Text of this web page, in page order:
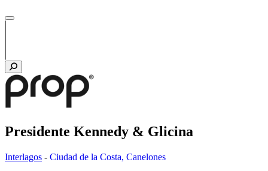
Presidente Kennedy & Glicina
Interlagos - Ciudad de la Costa, Canelones